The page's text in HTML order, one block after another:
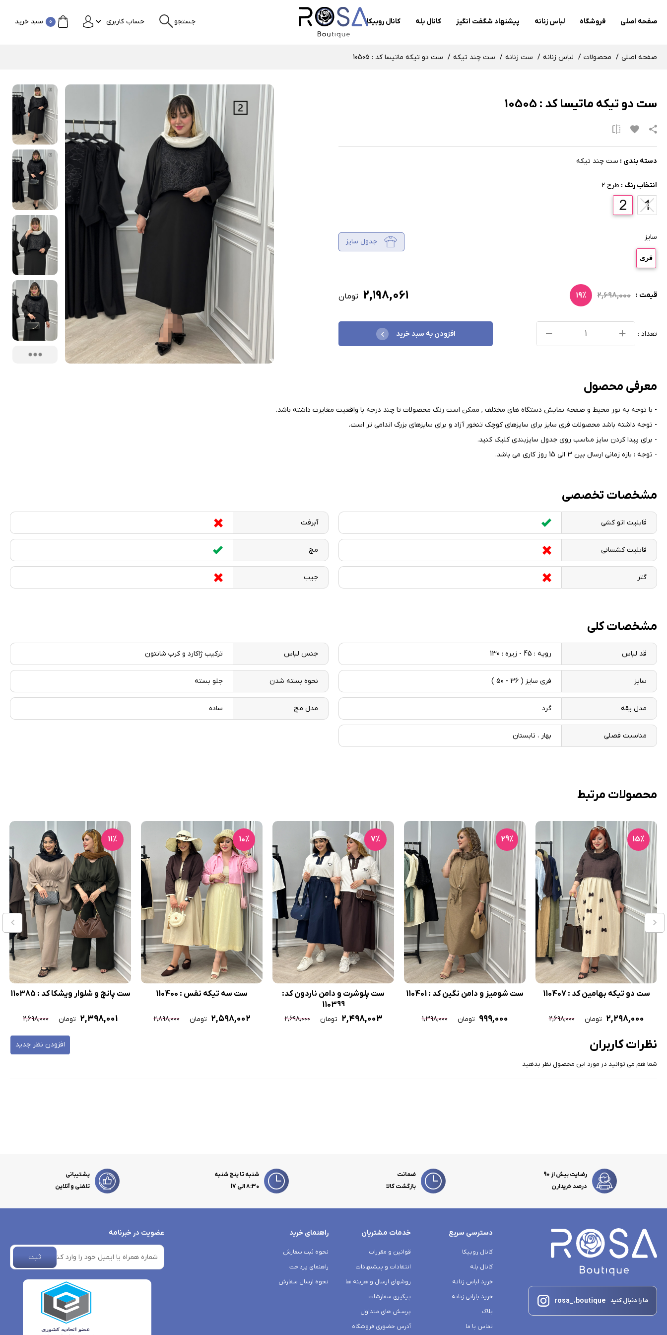
صفحه اصلی فروشگاه لباس زنانه پیشنهاد شگفت انگیز کانال بله کانال روبیکا جستجو حساب کاربری سبد خرید 0
صفحه اصلی محصولات لباس زنانه ست زنانه ست چند تیکه ست دو تیکه ماتیسا کد : 10505
ست دو تیکه ماتیسا کد : 10505
دسته بندی : ست چند تیکه
انتخاب رنگ : طرح 2
سایز جدول سایز
فری
قیمت : ۲,۶۹۸,۰۰۰ ۱۹٪ ۲,۱۹۸,۰۶۱ تومان
تعداد : افزودن به سبد خرید
معرفی محصول
- با توجه به نور محیط و صفحه نمایش دستگاه های مختلف , ممکن است رنگ محصولات تا چند درجه با واقعیت مغایرت داشته باشد.
- توجه داشته باشد محصولات فری سایز برای سایزهای کوچک تنخور آزاد و برای سایزهای بزرگ اندامی تر است.
- برای پیدا کردن سایز مناسب روی جدول سایزبندی کلیک کنید.
- توجه : بازه زمانی ارسال بین 3 الی 15 روز کاری می باشد.
مشخصات تخصصی
قابلیت اتو کشی آبرفت
قابلیت کشسانی مچ
گتر جیب
مشخصات کلی
قد لباس رویه : 45 - زیره : 130 جنس لباس ترکیب ژاکارد و کرپ شانتون
سایز فری سایز ( 36 - 50 ) نحوه بسته شدن جلو بسته
مدل یقه گرد مدل مچ ساده
مناسبت فصلی بهار ، تابستان
محصولات مرتبط
15٪
ست دو تیکه بهامین کد : 110407
۲,۲۹۸,۰۰۰ تومان ۲,۶۹۸,۰۰۰
29٪
ست شومیز و دامن نگین کد : 110401
۹۹۹,۰۰۰ تومان ۱,۳۹۸,۰۰۰
7٪
ست پلوشرت و دامن ناردون کد:
110399
۲,۴۹۸,۰۰۳ تومان ۲,۶۹۸,۰۰۰
10٪
ست سه تیکه نفس : 110400
۲,۵۹۸,۰۰۲ تومان ۲,۸۹۸,۰۰۰
11٪
ست پانچ و شلوار ویشکا کد : 110385
۲,۳۹۸,۰۰۱ تومان ۲,۶۹۸,۰۰۰
نظرات کاربران افزودن نظر جدید
شما هم می توانید در مورد این محصول نظر بدهید
رضایت بیش از 90
درصد خریدارن
ضمانت
بازگشت کالا
شنبه تا پنج شنبه
۸:۳۰ الی 17
پشتیبانی
تلفنی و آنلاین
ما را دنبال کنید rosa_.boutique
دسترسی سریع
کانال روبیکا
کانال بله
خرید لباس زنانه
خرید بارانی زنانه
بلاگ
تماس با ما
خدمات مشتریان
قوانین و مقررات
انتقادات و پیشنهادات
روشهای ارسال و هزینه ها
پیگیری سفارشات
پرسش های متداول
آدرس حضوری فروشگاه
راهنمای خرید
نحوه ثبت سفارش
راهنمای پرداخت
نحوه ارسال سفارش
عضویت در خبرنامه
ثبت